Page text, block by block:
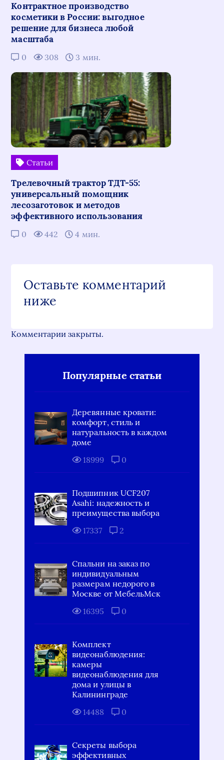
Контрактное производство
косметики в России: выгодное
решение для бизнеса любой
масштаба
0 308 3 мин.
Статьи
Трелевочный трактор ТДТ-55:
универсальный помощник
лесозаготовок и методов
эффективного использования
0 442 4 мин.
Оставьте комментарий
ниже
Комментарии закрыты.
Популярные статьи
Деревянные кровати:
комфорт, стиль и
натуральность в каждом
доме
18999
0
Подшипник UCF207
Asahi: надежность и
преимущества выбора
17337
2
Спальни на заказ по
индивидуальным
размерам недорого в
Москве от МебельМск
16395
0
Комплект
видеонаблюдения:
камеры
видеонаблюдения для
дома и улицы в
Калининграде
14488
0
Секреты выбора
эффективных